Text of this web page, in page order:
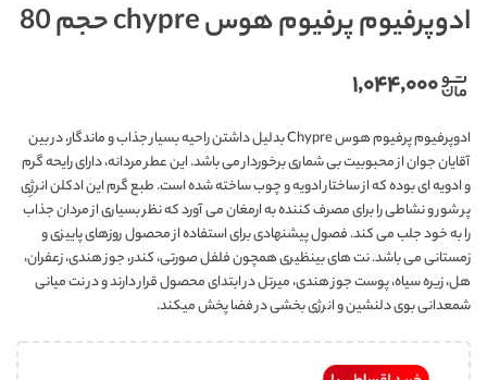
ادوپرفیوم پرفیوم هوس chypre حجم 80
۱,۰۴۴,۰۰۰
ادوپرفیوم پرفیوم هوس Chypre بدلیل داشتن راحیه بسیار جذاب و ماندگار، در بین
آقایان جوان از محبوبیت بی شماری برخوردار می باشد. این عطر مردانه، دارای رایحه گرم
و ادویه ای بوده که از ساختار ادویه و چوب ساخته شده است. طبع گرم این ادکلن انرژِی
پر شور و نشاطی را برای مصرف کننده به ارمغان می آورد که نظر بسیاری از مردان جذاب
را به خود جلب می کند. فصول پیشنهادی برای استفاده از محصول روزهای پاییزی و
زمستانی می باشد. نت های بینظیری همچون فلفل صورتی، کندر، جوز هندی، زعفران،
هل، زیره سیاه، پوست جوز هندی، میرتل در ابتدای محصول قرار دارند و در نت میانی
شمعدانی بوی دلنشین و انرژی بخشی در فضا پخش میکند.